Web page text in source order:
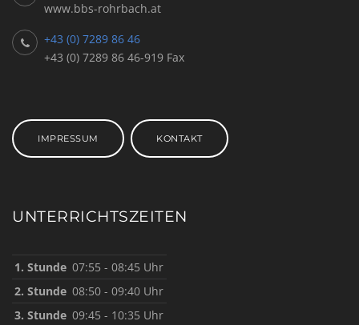
www.bbs-rohrbach.at
+43 (0) 7289 86 46
+43 (0) 7289 86 46-919 Fax
IMPRESSUM KONTAKT
UNTERRICHTSZEITEN
1. Stunde 07:55 - 08:45 Uhr
2. Stunde 08:50 - 09:40 Uhr
3. Stunde 09:45 - 10:35 Uhr